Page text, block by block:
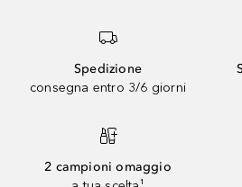
Spedizione
consegna entro 3/6 giorni
2 campioni omaggio